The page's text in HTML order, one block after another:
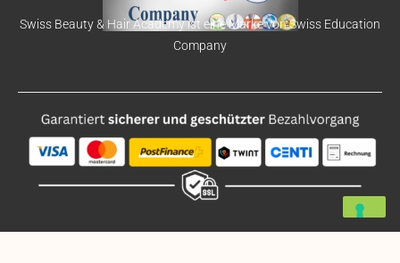
Swiss Beauty & Hair Academy ist eine Marke von Swiss Education
Company